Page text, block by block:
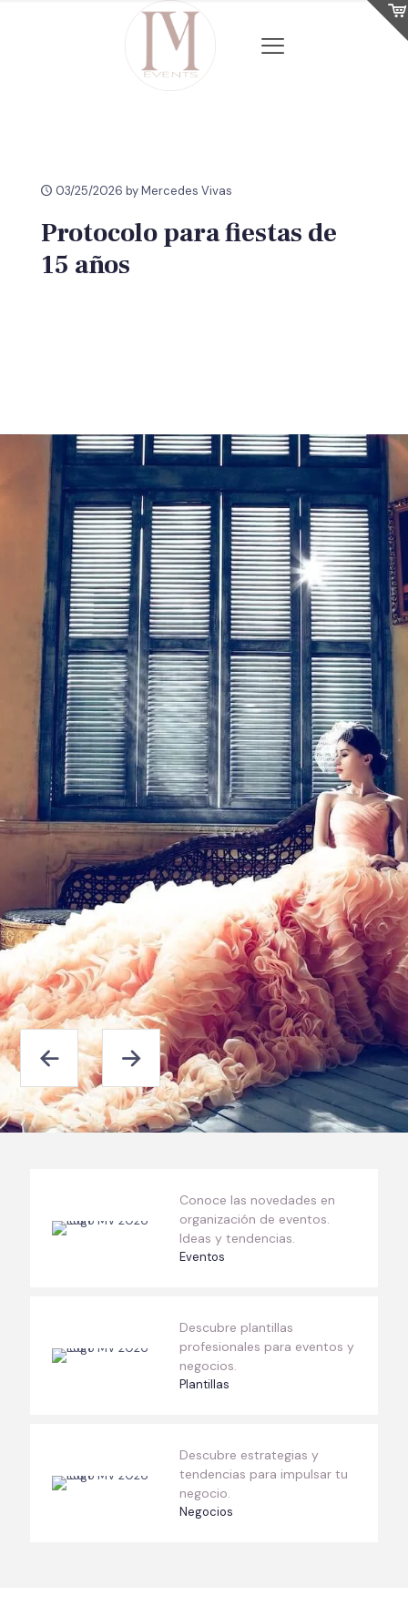
03/25/2026 by Mercedes Vivas
Protocolo para fiestas de
15 años
Eventos
Conoce las novedades en
organización de eventos.
Ideas y tendencias.
Plantillas
Descubre plantillas
profesionales para eventos y
negocios.
Negocios
Descubre estrategias y
tendencias para impulsar tu
negocio.